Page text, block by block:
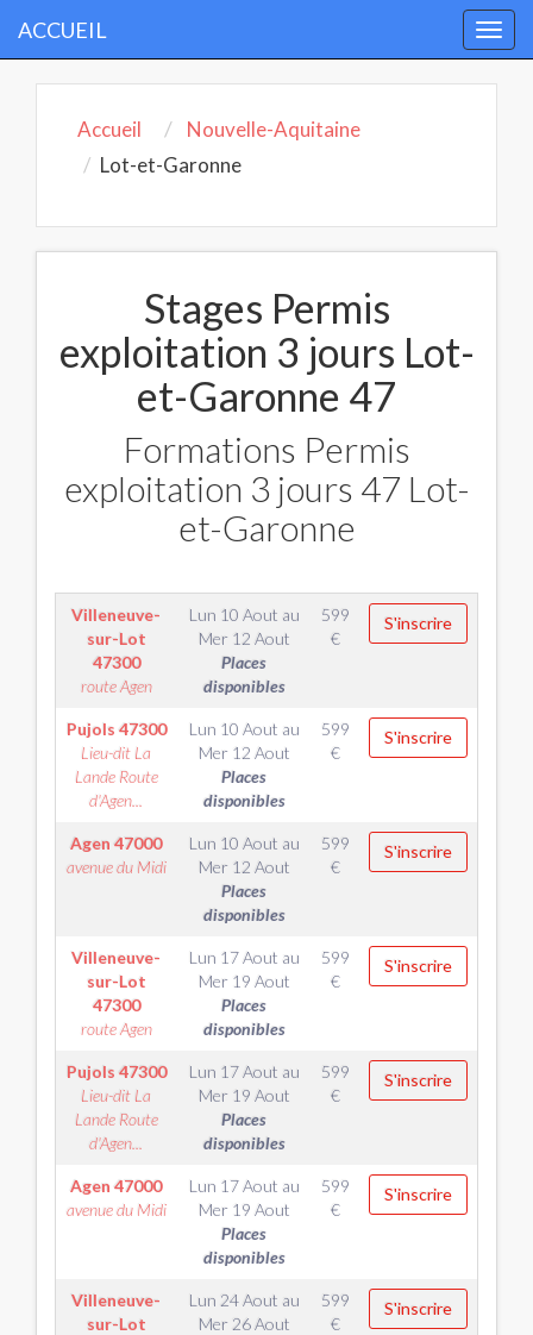
ACCUEIL
Accueil
Nouvelle-Aquitaine
Lot-et-Garonne
Stages Permis
exploitation 3 jours Lot-
et-Garonne 47
Formations Permis
exploitation 3 jours 47 Lot-
et-Garonne
Villeneuve-
sur-Lot
47300
route Agen
Lun 10 Aout au
Mer 12 Aout
Places
disponibles
599
€
S'inscrire
Pujols 47300
Lieu-dit La
Lande Route
d'Agen...
Lun 10 Aout au
Mer 12 Aout
Places
disponibles
599
€
S'inscrire
Agen 47000
avenue du Midi
Lun 10 Aout au
Mer 12 Aout
Places
disponibles
599
€
S'inscrire
Villeneuve-
sur-Lot
47300
route Agen
Lun 17 Aout au
Mer 19 Aout
Places
disponibles
599
€
S'inscrire
Pujols 47300
Lieu-dit La
Lande Route
d'Agen...
Lun 17 Aout au
Mer 19 Aout
Places
disponibles
599
€
S'inscrire
Agen 47000
avenue du Midi
Lun 17 Aout au
Mer 19 Aout
Places
disponibles
599
€
S'inscrire
Villeneuve-
sur-Lot
Lun 24 Aout au
Mer 26 Aout
599
€
S'inscrire